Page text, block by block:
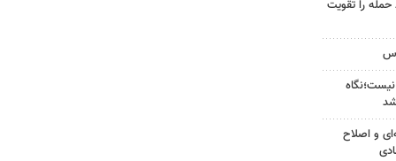
خط حمله را تقویت
و اصلاح